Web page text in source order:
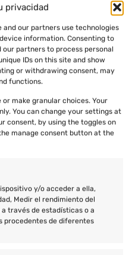
privacidad
and our partners use technologies
information. Consenting to
partners to process personal
IDs on this site and show
or withdrawing consent, may
functions.
make granular choices. Your
You can change your settings at
consent, by using the toggles on
manage consent button at the
y/o acceder a ella,
Medir el rendimiento del
través de estadísticas o a
procedentes de diferentes
completa que me habéis
a conocer mi raíces y
de aventuras cultura y